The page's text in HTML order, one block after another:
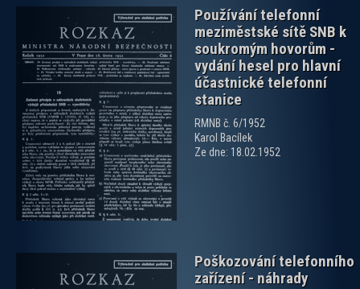
Používání telefonní
meziměstské sítě SNB k
soukromým hovorům -
vydání hesel pro hlavní
účastnické telefonní
stanice
RMNB č. 6/1952
Karol Bacílek
Ze dne: 18.02.1952
Poškozování telefonního
zařízení - náhrady
zobrazit PDF dokument